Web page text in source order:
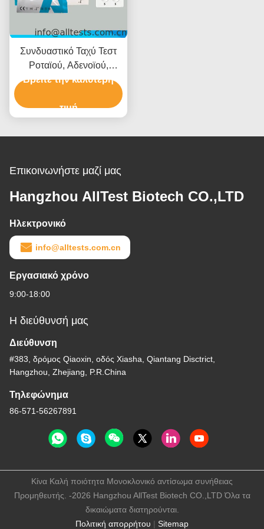
Συνδυαστικό Ταχύ Τεστ
Ροταϊού, Αδενοϊού,
Αστροϊού με Χρόνο
Πιστοποίηση CE και
Βρείτε την καλύτερη
τιμή
Επικοινωνήστε μαζί μας
Hangzhou AllTest Biotech CO.,LTD
Ηλεκτρονικό
info@alltests.com.cn
Εργασιακό χρόνο
9:00-18:00
Η διεύθυνσή μας
Διεύθυνση
#383, δρόμος Qiaoxin, οδός Xiasha, Qiantang Disctrict,
Hangzhou, Zhejiang, P.R.China
Τηλεφώνημα
86-571-56267891
Πολιτική απορρήτου | Sitemap
Κίνα Καλή ποιότητα Μονοκλονικό αντίσωμα συνήθειας
Προμηθευτής. -2026 Hangzhou AllTest Biotech CO.,LTD Όλα τα
δικαιώματα διατηρούνται.